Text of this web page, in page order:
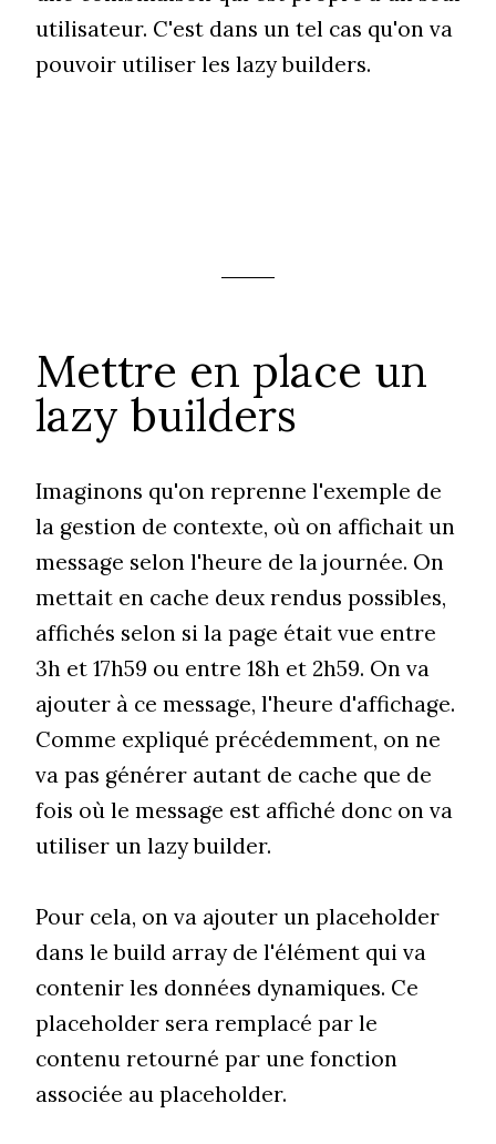
utilisateur. C'est dans un tel cas qu'on va
pouvoir utiliser les lazy builders.
Mettre en place un
lazy builders
Imaginons qu'on reprenne l'exemple de
la gestion de contexte, où on affichait un
message selon l'heure de la journée. On
mettait en cache deux rendus possibles,
affichés selon si la page était vue entre
3h et 17h59 ou entre 18h et 2h59. On va
ajouter à ce message, l'heure d'affichage.
Comme expliqué précédemment, on ne
va pas générer autant de cache que de
fois où le message est affiché donc on va
utiliser un lazy builder.
Pour cela, on va ajouter un placeholder
dans le build array de l'élément qui va
contenir les données dynamiques. Ce
placeholder sera remplacé par le
contenu retourné par une fonction
associée au placeholder.